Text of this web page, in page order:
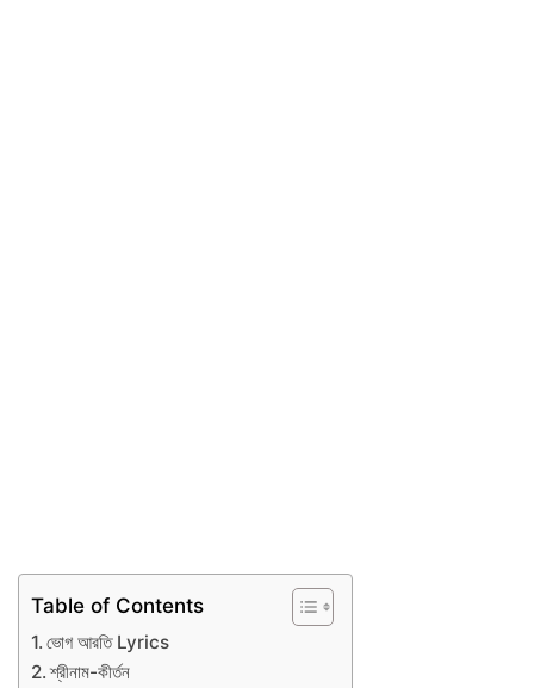
Table of Contents
ভোগ আরতি Lyrics
শ্রীনাম-কীর্তন